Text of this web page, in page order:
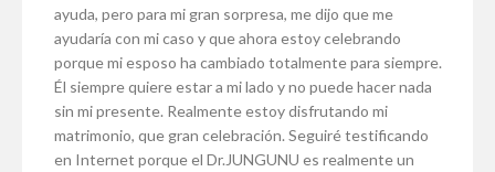
ayuda, pero para mi gran sorpresa, me dijo que me
ayudaría con mi caso y que ahora estoy celebrando
porque mi esposo ha cambiado totalmente para siempre.
Él siempre quiere estar a mi lado y no puede hacer nada
sin mi presente. Realmente estoy disfrutando mi
matrimonio, que gran celebración. Seguiré testificando
en Internet porque el Dr.JUNGUNU es realmente un